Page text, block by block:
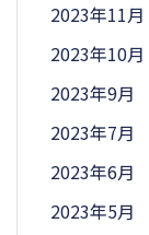
2023年11月
2023年10月
2023年9月
2023年7月
2023年6月
2023年5月